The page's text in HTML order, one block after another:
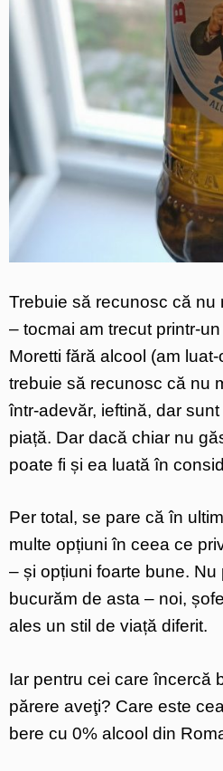
Trebuie să recunosc că nu
– tocmai am trecut printr-
Moretti fără alcool (am
trebuie să recunosc că nu
într-adevăr, ieftină, dar
piață. Dar dacă chiar nu
poate fi și ea luată în
Per total, se pare că în
multe opțiuni în ceea ce
– și opțiuni foarte bune.
bucurăm de asta – noi,
ales un stil de viață diferit.
Iar pentru cei care încercă
părere aveţi? Care este
bere cu 0% alcool din